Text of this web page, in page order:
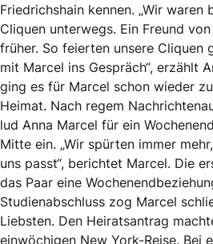
Friedrichshain kennen. „Wir waren
Cliquen unterwegs. Ein Freund
früher. So feierten unsere Cliquen
mit Marcel ins Gespräch“, erzählt
ging es für Marcel schon wieder
Heimat. Nach regem
lud Anna Marcel für ein
Mitte ein. „Wir spürten immer
uns passt“, berichtet Marcel. Die
das Paar eine
Studienabschluss zog Marcel
Liebsten. Den Heiratsantrag
einwöchigen New York-Reise. Bei